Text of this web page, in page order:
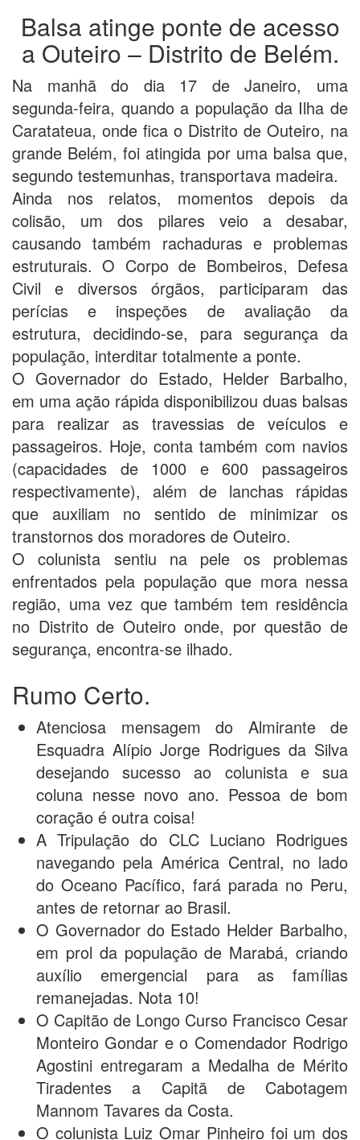
Balsa atinge ponte de acesso
a Outeiro – Distrito de Belém.
Na manhã do dia 17 de Janeiro, uma
segunda-feira, quando a população da Ilha de
Caratateua, onde fica o Distrito de Outeiro, na
grande Belém, foi atingida por uma balsa que,
segundo testemunhas, transportava madeira.
Ainda nos relatos, momentos depois da
colisão, um dos pilares veio a desabar,
causando também rachaduras e problemas
estruturais. O Corpo de Bombeiros, Defesa
Civil e diversos órgãos, participaram das
perícias e inspeções de avaliação da
estrutura, decidindo-se, para segurança da
população, interditar totalmente a ponte.
O Governador do Estado, Helder Barbalho,
em uma ação rápida disponibilizou duas balsas
para realizar as travessias de veículos e
passageiros. Hoje, conta também com navios
(capacidades de 1000 e 600 passageiros
respectivamente), além de lanchas rápidas
que auxiliam no sentido de minimizar os
transtornos dos moradores de Outeiro.
O colunista sentiu na pele os problemas
enfrentados pela população que mora nessa
região, uma vez que também tem residência
no Distrito de Outeiro onde, por questão de
segurança, encontra-se ilhado.
Rumo Certo.
Atenciosa mensagem do Almirante de
Esquadra Alípio Jorge Rodrigues da Silva
desejando sucesso ao colunista e sua
coluna nesse novo ano. Pessoa de bom
coração é outra coisa!
A Tripulação do CLC Luciano Rodrigues
navegando pela América Central, no lado
do Oceano Pacífico, fará parada no Peru,
antes de retornar ao Brasil.
O Governador do Estado Helder Barbalho,
em prol da população de Marabá, criando
auxílio emergencial para as famílias
remanejadas. Nota 10!
O Capitão de Longo Curso Francisco Cesar
Monteiro Gondar e o Comendador Rodrigo
Agostini entregaram a Medalha de Mérito
Tiradentes a Capitã de Cabotagem
Mannom Tavares da Costa.
O colunista Luiz Omar Pinheiro foi um dos